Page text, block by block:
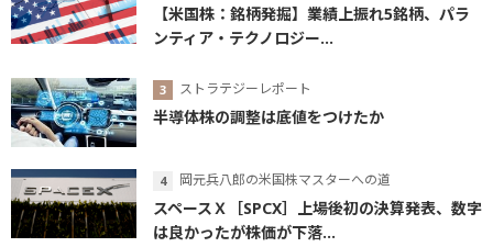
【米国株：銘柄発掘】業績上振れ5銘柄、パラ
ンティア・テクノロジー...
ストラテジーレポート
半導体株の調整は底値をつけたか
岡元兵八郎の米国株マスターへの道
スペースＸ［SPCX］上場後初の決算発表、数字
は良かったが株価が下落...